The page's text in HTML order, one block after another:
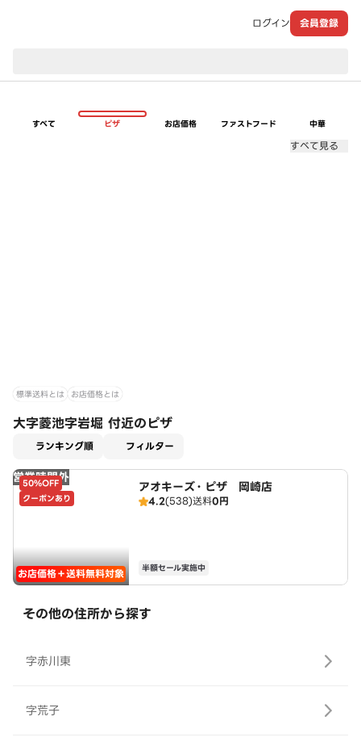
ログイン 会員登録
すべて ピザ お店価格 ファストフード 中華
すべて見る
標準送料とは お店価格とは
大字菱池字岩堀 付近のピザ
ランキング順 フィルター
営業時間外
50%OFF
クーポンあり
お店価格＋送料無料対象
アオキーズ・ピザ 岡崎店
4.2(538)送料0円
半額セール実施中
その他の住所から探す
字赤川東
字荒子